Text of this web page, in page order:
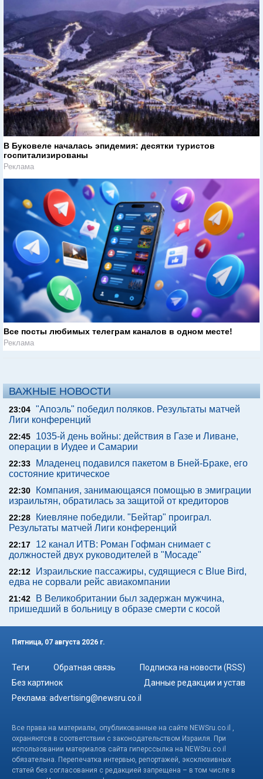
В Буковеле началась эпидемия: десятки туристов
госпитализированы
Реклама
Все посты любимых телеграм каналов в одном месте!
Реклама
ВАЖНЫЕ НОВОСТИ
23:04 "Апоэль" победил поляков. Результаты матчей
Лиги конференций
22:45
1035-й день войны: действия в Газе и Ливане,
операции в Иудее и Самарии
22:33
Младенец подавился пакетом в Бней-Браке, его
состояние критическое
22:30
Компания, занимающаяся помощью в эмиграции
израильтян, обратилась за защитой от кредиторов
22:28
Киевляне победили. "Бейтар" проиграл.
Результаты матчей Лиги конференций
22:17
12 канал ИТВ: Роман Гофман снимает с
должностей двух руководителей в "Мосаде"
22:12
Израильские пассажиры, судящиеся с Blue Bird,
едва не сорвали рейс авиакомпании
21:42
В Великобритании был задержан мужчина,
пришедший в больницу в образе смерти с косой
Пятница, 07 августа 2026 г.
Теги Обратная связь
Подписка на новости (RSS)
Без картинок
Данные редакции и устав
Реклама: advertising@newsru.co.il
Все права на материалы, опубликованные на сайте NEWSru.co.il ,
охраняются в соответствии с законодательством Израиля. При
использовании материалов сайта гиперссылка на NEWSru.co.il
обязательна. Перепечатка интервью, репортажей, эксклюзивных
статей без согласования с редакцией запрещена – в том числе в